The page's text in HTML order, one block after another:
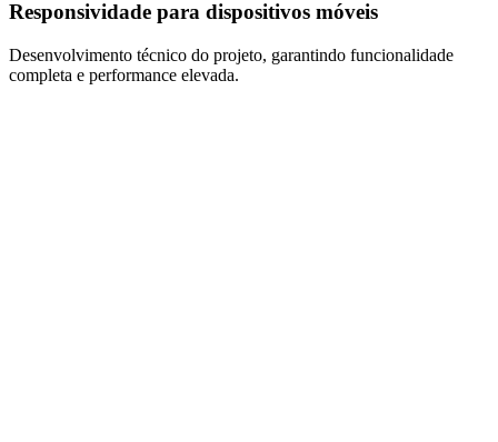
Responsividade para dispositivos móveis
Desenvolvimento técnico do projeto, garantindo funcionalidade
completa e performance elevada.